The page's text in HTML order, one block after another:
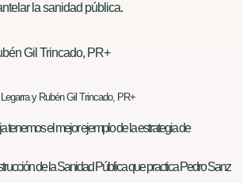
la sanidad pública.
y Rubén Gil Trincado, PR+
tenemos el mejor ejemplo de la estrategia de
de la Sanidad Pública que practica Pedro Sanz